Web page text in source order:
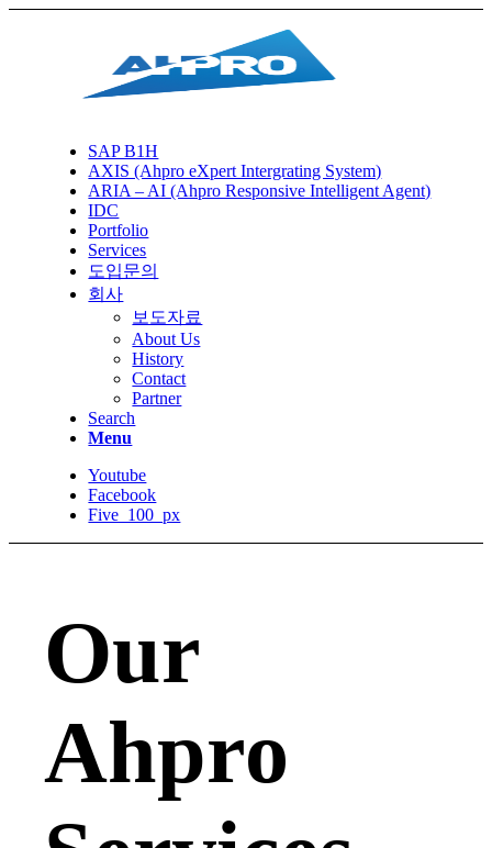
SAP B1H
AXIS (Ahpro eXpert Intergrating System)
ARIA – AI (Ahpro Responsive Intelligent Agent)
IDC
Portfolio
Services
도입문의
회사
보도자료
About Us
History
Contact
Partner
Search
Menu
Youtube
Facebook
Five_100_px
Our
Ahpro